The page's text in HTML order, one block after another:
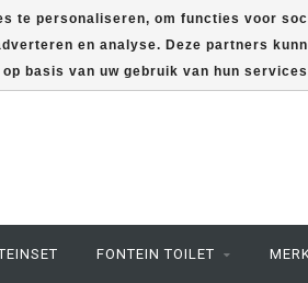
FONTEIN TOILET
te personaliseren, om functies voor
en analyse. Deze partners
basis van uw gebruik van hun